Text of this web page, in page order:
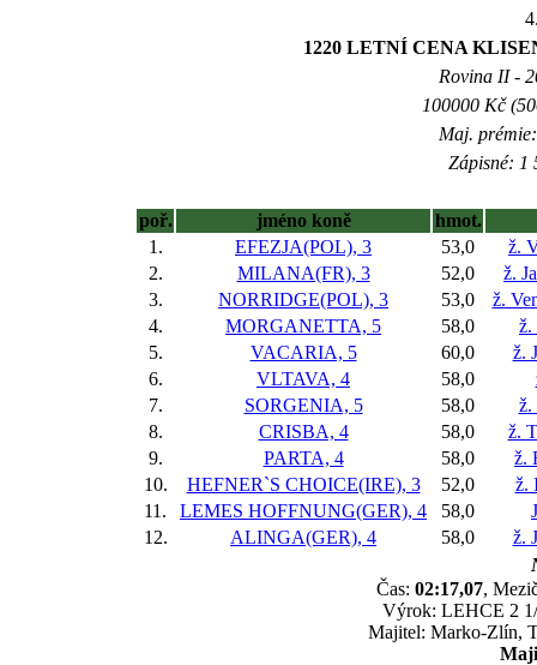
1220 LETNÍ CENA
Rovina II -
100000 Kč
Maj.
Zápisné: 1
poř. jméno koně
hmot.
1.
EFEZJA(POL), 3 53,0
ž.
2.
MILANA(FR), 3 52,0
ž.
3.
NORRIDGE(POL), 3 53,0
ž.
4.
MORGANETTA, 5 58,0
ž.
5.
VACARIA, 5 60,0
ž.
6.
VLTAVA, 4 58,0
7.
SORGENIA, 5 58,0
ž.
8.
CRISBA, 4 58,0
ž.
9.
PARTA, 4 58,0
ž.
10.
HEFNER`S CHOICE(IRE), 3 52,0
ž.
11.
LEMES HOFFNUNG(GER), 4 58,0
12.
ALINGA(GER), 4 58,0
ž.
Čas: 02:17,07,
Výrok: LEHCE 2
Majitel: Marko-Zlín,